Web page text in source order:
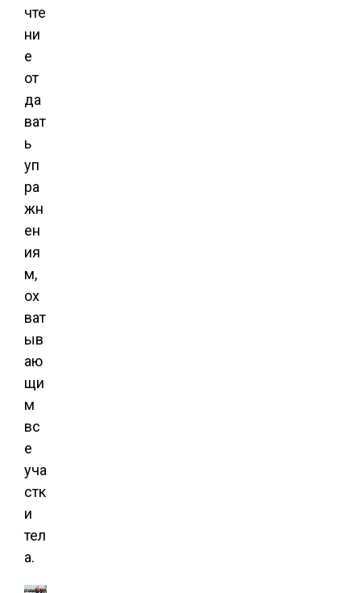
чте
ни
е
от
да
ват
ь
уп
ра
жн
ен
ия
м,
ох
ват
ыв
аю
щи
м
вс
е
уча
стк
и
тел
а.